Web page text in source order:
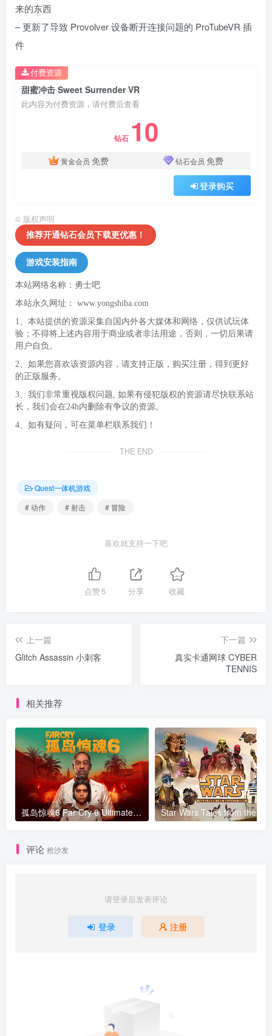
来的东西
– 更新了导致 Provolver 设备断开连接问题的 ProTubeVR 插
件
甜蜜冲击 Sweet Surrender VR
此内容为付费资源，请付费后查看
钻石 10
黄金会员 免费 钻石会员 免费
登录购买
付费资源
© 版权声明
推荐开通钻石会员下载更优惠！
游戏安装指南
本站网络名称：勇士吧
本站永久网址： www.yongshiba.com
1、本站提供的资源采集自国内外各大媒体和网络，仅供试玩体
验；不得将上述内容用于商业或者非法用途，否则，一切后果请
用户自负。
2、如果您喜欢该资源内容，请支持正版，购买注册，得到更好
的正版服务。
3、我们非常重视版权问题, 如果有侵犯版权的资源请尽快联系站
长，我们会在24h内删除有争议的资源。
4、如有疑问，可在菜单栏联系我们！
THE END
Quest一体机游戏
# 动作
# 射击 # 冒险
喜欢就支持一下吧
点赞5 分享 收藏
上一篇
Glitch Assassin 小刺客
下一篇
真实卡通网球 CYBER
TENNIS
相关推荐
孤岛惊魂6 Far Cry 6 Ultimate Edition v1.5.0终极满血版 集成高清材质包 集成全DLC 官方中文
评论 抢沙发
请登录后发表评论
登录 注册